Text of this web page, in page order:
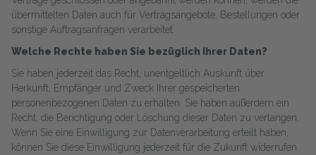
übermittelten Daten auch für Vertragsangebote, Bestellungen oder
sonstige Auftragsanfragen verarbeitet.
Welche Rechte haben Sie bezüglich Ihrer Daten?
Sie haben jederzeit das Recht, unentgeltlich Auskunft über
Herkunft, Empfänger und Zweck Ihrer gespeicherten
personenbezogenen Daten zu erhalten. Sie haben außerdem ein
Recht, die Berichtigung oder Löschung dieser Daten zu verlangen.
Wenn Sie eine Einwilligung zur Datenverarbeitung erteilt haben,
können Sie diese Einwilligung jederzeit für die Zukunft widerrufen.